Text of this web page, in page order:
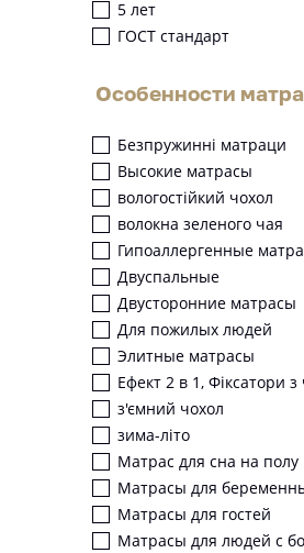
5 лет
ГОСТ стандарт
Особенности
Безпружинні матраци
Высокие матрасы
вологостійкий чохол
волокна зеленого чая
Гипоаллергенные
Двуспальные
Двусторонние матрасы
Для пожилых людей
Элитные матрасы
Ефект 2 в 1, Фіксатори з
з'ємний чохол
зима-літо
Матрас для сна на полу
Матрасы для
Матрасы для гостей
Матрасы для людей с